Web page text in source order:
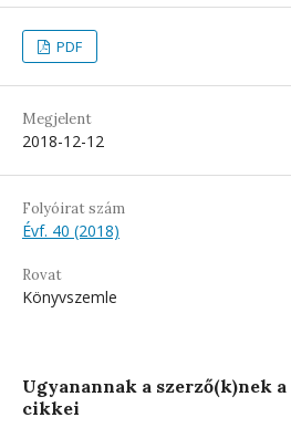
PDF
Megjelent
2018-12-12
Folyóirat szám
Évf. 40 (2018)
Rovat
Könyvszemle
Ugyanannak a szerző(k)nek
cikkei